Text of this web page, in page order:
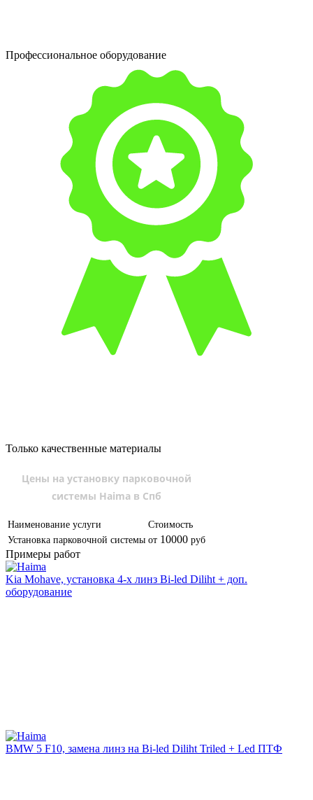
Профессиональное оборудование
Только качественные материалы
Цены на установку парковочной
системы Haima в Спб
Наименование услуги
Стоимость
Установка парковочной системы от 10000 руб
Примеры работ
Kia Mohave, установка 4-х линз Bi-led Diliht + доп.
оборудование
BMW 5 F10, замена линз на Bi-led Diliht Triled + Led ПТФ